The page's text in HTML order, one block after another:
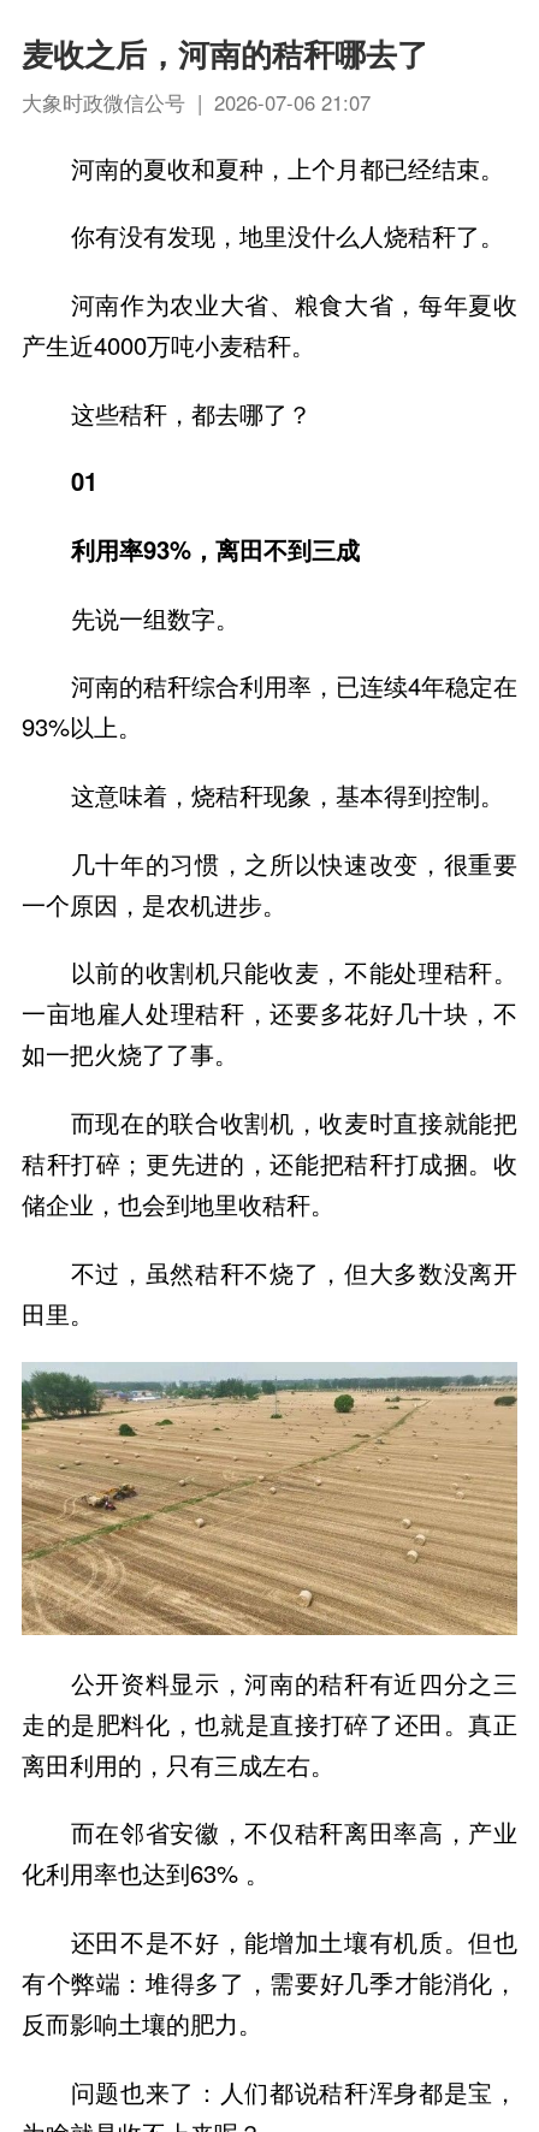
麦收之后，河南的秸秆哪去了
大象时政微信公号 | 2026-07-06 21:07
河南的夏收和夏种，上个月都已经结束。
你有没有发现，地里没什么人烧秸秆了。
河南作为农业大省、粮食大省，每年夏收
产生近4000万吨小麦秸秆。
这些秸秆，都去哪了？
01
利用率93%，离田不到三成
先说一组数字。
河南的秸秆综合利用率，已连续4年稳定在
93%以上。
这意味着，烧秸秆现象，基本得到控制。
几十年的习惯，之所以快速改变，很重要
一个原因，是农机进步。
以前的收割机只能收麦，不能处理秸秆。
一亩地雇人处理秸秆，还要多花好几十块，不
如一把火烧了了事。
而现在的联合收割机，收麦时直接就能把
秸秆打碎；更先进的，还能把秸秆打成捆。收
储企业，也会到地里收秸秆。
不过，虽然秸秆不烧了，但大多数没离开
田里。
公开资料显示，河南的秸秆有近四分之三
走的是肥料化，也就是直接打碎了还田。真正
离田利用的，只有三成左右。
而在邻省安徽，不仅秸秆离田率高，产业
化利用率也达到63% 。
还田不是不好，能增加土壤有机质。但也
有个弊端：堆得多了，需要好几季才能消化，
反而影响土壤的肥力。
问题也来了：人们都说秸秆浑身都是宝，